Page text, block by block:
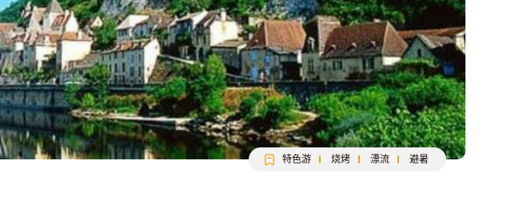
特色游 烧烤 漂流 避暑